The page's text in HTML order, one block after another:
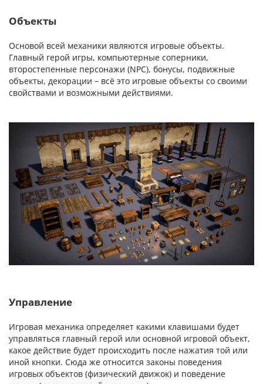
Объекты
Основой всей механики являются игровые объекты.
Главный герой игры, компьютерные соперники,
второстепенные персонажи (NPC), бонусы, подвижные
объекты, декорации – всё это игровые объекты со своими
свойствами и возможными действиями.
Управление
Игровая механика определяет какими клавишами будет
управляться главный герой или основной игровой объект,
какое действие будет происходить после нажатия той или
иной кнопки. Сюда же относится законы поведения
игровых объектов (физический движок) и поведение